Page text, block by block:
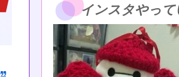
インスタやって